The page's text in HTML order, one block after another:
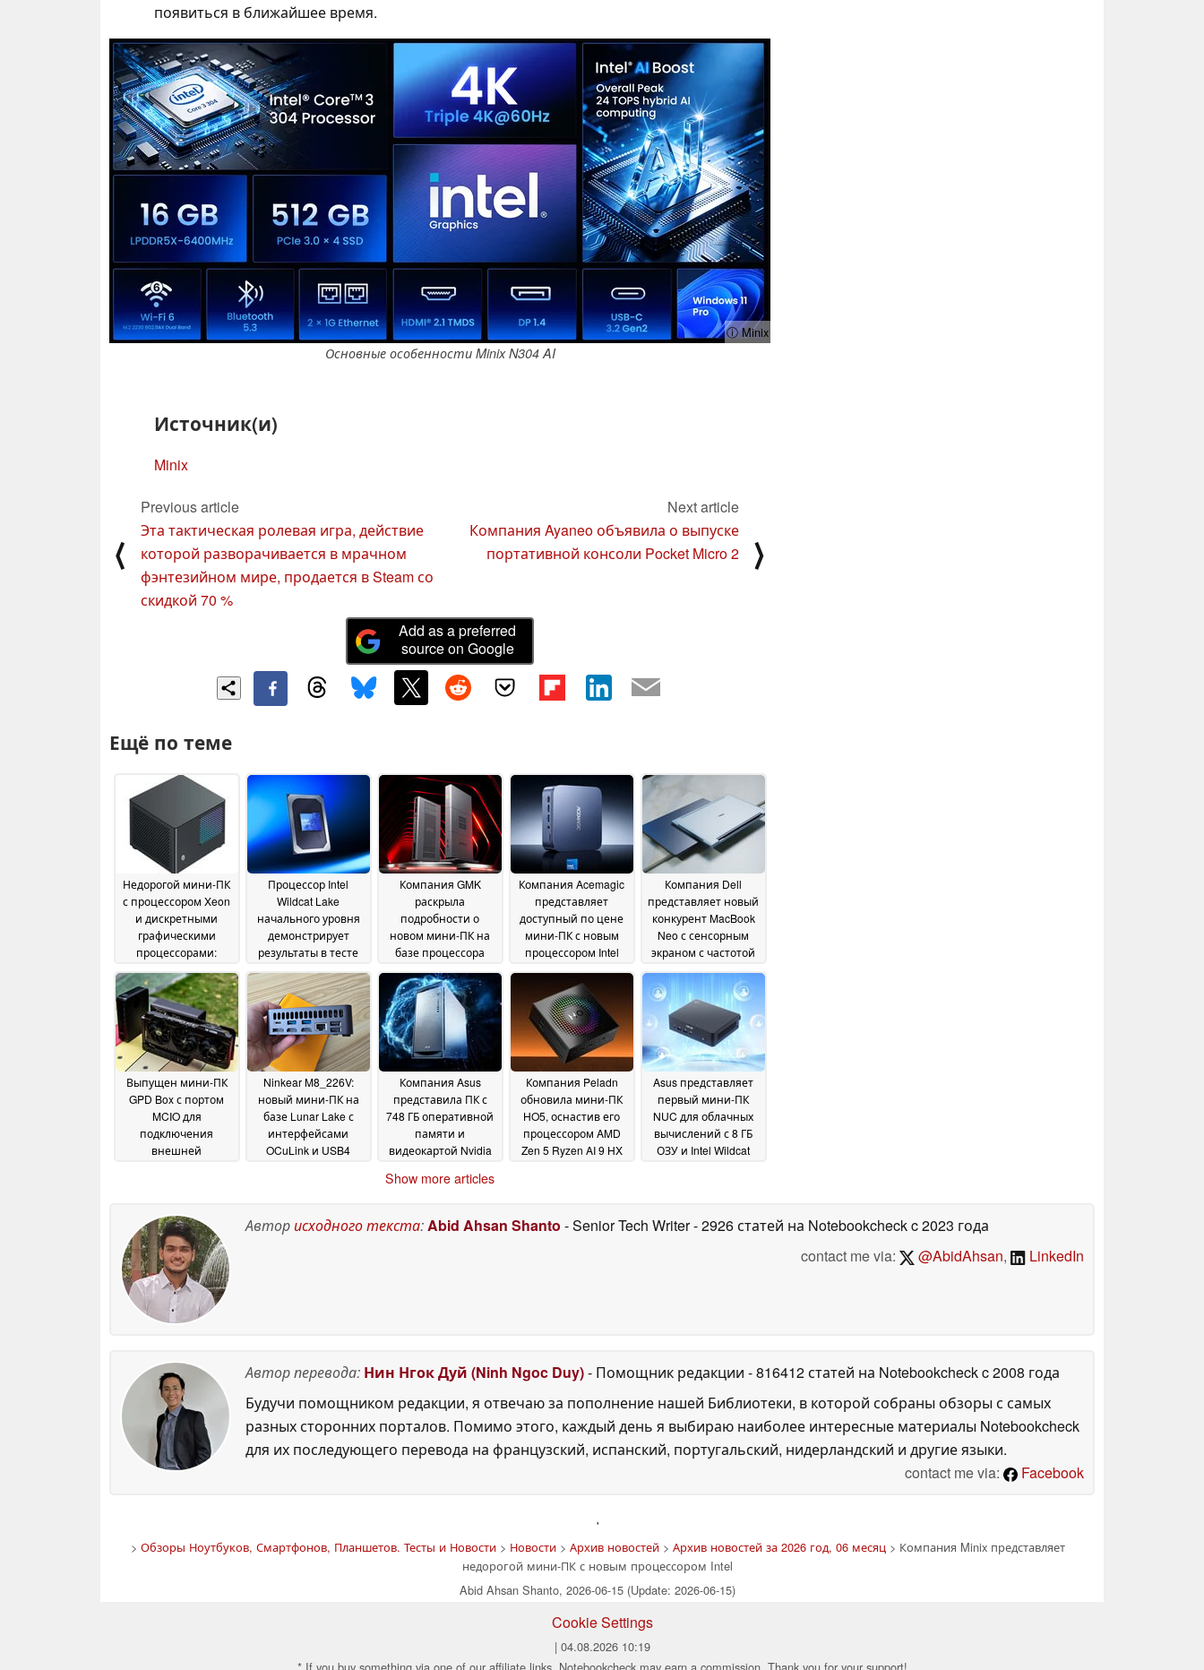
появиться в ближайшее время.
ⓘ Minix
Основные особенности Minix N304 AI
Источник(и)
Minix
⟨
Previous article
Эта тактическая ролевая игра, действие
которой разворачивается в мрачном
фэнтезийном мире, продается в Steam со
скидкой 70 %
Next article
Компания Ayaneo объявила о выпуске
портативной консоли Pocket Micro 2
⟩
Add as a preferred
source on Google
Ещё по теме
Недорогой мини-ПК
с процессором Xeon
и дискретными
графическими
процессорами:
чтобы быть
правдой?26 June 2026
Процессор Intel
Wildcat Lake
начального уровня
демонстрирует
результаты в тесте
показателям чипа
A18 Pro в MacBook
Neo22 June 2026
Компания GMK
раскрыла
подробности о
новом мини-ПК на
базе процессора
оперативной
памяти в
преддверии его
глобального запуска
18 June 2026
Компания Acemagic
представляет
доступный по цене
мини-ПК с новым
процессором Intel
18 June
2026
Компания Dell
представляет новый
конкурент MacBook
Neo с сенсорным
экраном с частотой
элегантным
дизайном18 June 2026
Выпущен мини-ПК
GPD Box с портом
MCIO для
подключения
внешней
Ninkear M8_226V:
новый мини-ПК на
базе Lunar Lake с
интерфейсами
OCuLink и USB4
Компания Asus
представила ПК с
748 ГБ оперативной
памяти и
видеокартой Nvidia
999 долларов16 June
Компания Peladn
обновила мини-ПК
HO5, оснастив его
процессором AMD
Zen 5 Ryzen AI 9 HX
Asus представляет
первый мини-ПК
NUC для облачных
вычислений с 8 ГБ
ОЗУ и Intel Wildcat
Show more articles
Авторисходного текста:Abid Ahsan Shanto - Senior Tech Writer- 2926 статей на Notebookcheckc 2023 года
contact me via:
@AbidAhsan, LinkedIn
Автор перевода: Нин Нгок Дуй (Ninh Ngoc Duy)- Помощник редакции - 816412 статей на Notebookcheckc 2008 года
Будучи помощником редакции, я отвечаю за пополнение нашей Библиотеки, в которой собраны обзоры с самых
разных сторонних порталов. Помимо этого, каждый день я выбираю наиболее интересные материалы Notebookcheck
для их последующего перевода на французский, испанский, португальский, нидерландский и другие языки.
contact me via:
Facebook
'
> Обзоры Ноутбуков, Смартфонов, Планшетов. Тесты и Новости> Новости> Архив новостей> Архив новостей за 2026 год, 06 месяц > Компания Minix представляет
недорогой мини-ПК с новым процессором Intel
Abid Ahsan Shanto, 2026-06-15 (Update: 2026-06-15)
Cookie Settings
| 04.08.2026 10:19